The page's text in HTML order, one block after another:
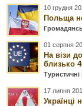
10 грудня
Польща
01 серпня
На візи
близько
17 липня
Українці